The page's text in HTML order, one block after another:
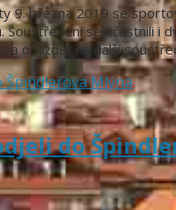
9. března 2019 se
se účastnili i
odjížděli na další
do